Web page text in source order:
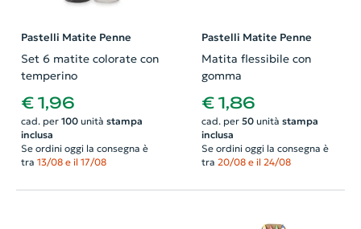
Pastelli Matite Penne
Set 6 matite colorate con
temperino
€ 1,96
cad. per 100unità stampa
inclusa
Se ordini oggi la consegna è
tra 13/08 e il 17/08
Pastelli Matite Penne
Matita flessibile con
gomma
€ 1,86
cad. per 50unità stampa
inclusa
Se ordini oggi la consegna è
tra 20/08 e il 24/08